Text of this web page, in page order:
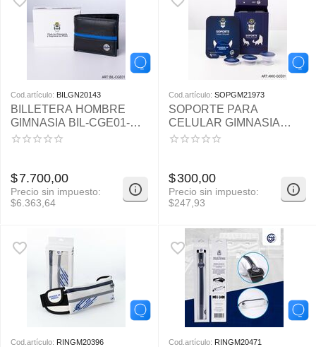
Cod.artículo: BILGN20143
BILLETERA HOMBRE
GIMNASIA BIL-CGE01-
200
$7.700,00
Precio sin impuesto:
$6.363,64
Cod.artículo: SOPGM21973
SOPORTE PARA
CELULAR GIMNASIA
ANIC-CGE01
$300,00
Precio sin impuesto:
$247,93
Cod.artículo: RINGM20396 Cod.artículo: RINGM20471